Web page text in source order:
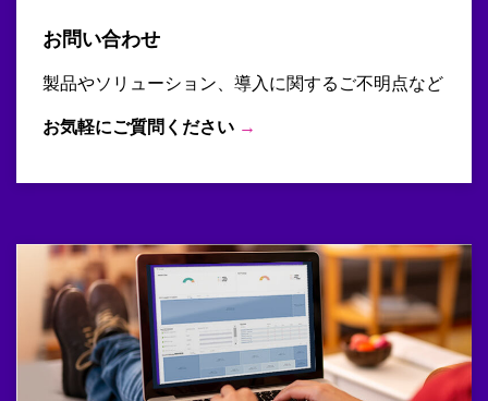
お問い合わせ
製品やソリューション、導入に関するご不明点など
お気軽にご質問ください →